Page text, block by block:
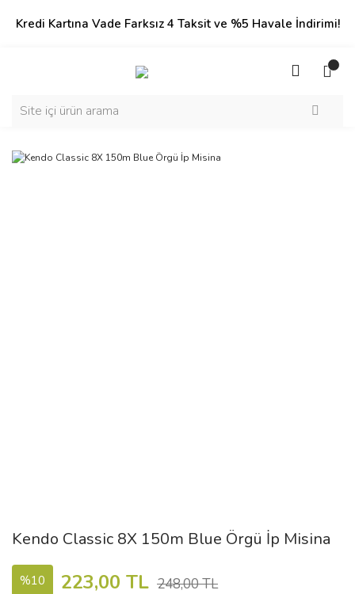
Kredi Kartına Vade Farksız 4 Taksit ve %5 Havale İndirimi!
Kendo Classic 8X 150m Blue Örgü İp Misina
%10 223,00 TL 248,00 TL